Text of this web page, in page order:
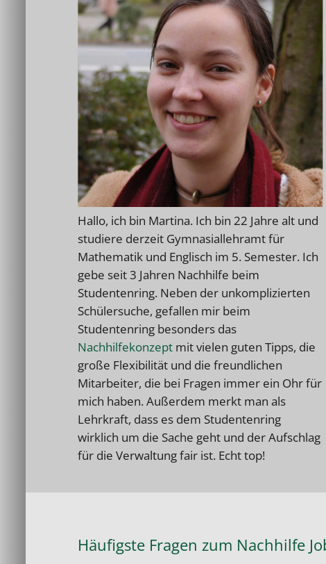
Hallo, ich bin Martina. Ich bin 22 Jahre alt und
studiere derzeit Gymnasiallehramt für
Mathematik und Englisch im 5. Semester. Ich
gebe seit 3 Jahren Nachhilfe beim
Studentenring. Neben der unkomplizierten
Schülersuche, gefallen mir beim
Studentenring besonders das
Nachhilfekonzept mit vielen guten Tipps, die
große Flexibilität und die freundlichen
Mitarbeiter, die bei Fragen immer ein Ohr für
mich haben. Außerdem merkt man als
Lehrkraft, dass es dem Studentenring
wirklich um die Sache geht und der Aufschlag
für die Verwaltung fair ist. Echt top!
Häufigste Fragen zum Nachhilfe